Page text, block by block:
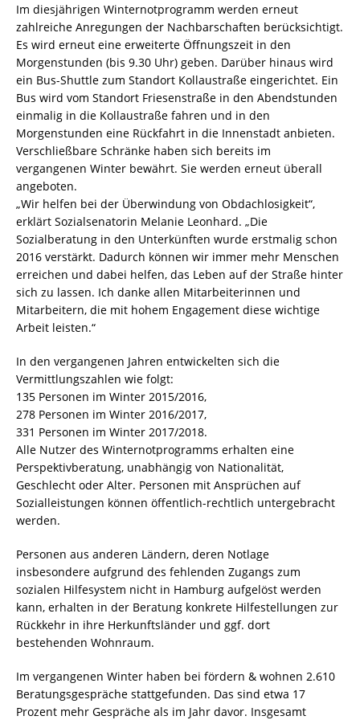
Im diesjährigen Winternotprogramm werden erneut
zahlreiche Anregungen der Nachbarschaften berücksichtigt.
Es wird erneut eine erweiterte Öffnungszeit in den
Morgenstunden (bis 9.30 Uhr) geben. Darüber hinaus wird
ein Bus-Shuttle zum Standort Kollaustraße eingerichtet. Ein
Bus wird vom Standort Friesenstraße in den Abendstunden
einmalig in die Kollaustraße fahren und in den
Morgenstunden eine Rückfahrt in die Innenstadt anbieten.
Verschließbare Schränke haben sich bereits im
vergangenen Winter bewährt. Sie werden erneut überall
angeboten.
„Wir helfen bei der Überwindung von Obdachlosigkeit“,
erklärt Sozialsenatorin Melanie Leonhard. „Die
Sozialberatung in den Unterkünften wurde erstmalig schon
2016 verstärkt. Dadurch können wir immer mehr Menschen
erreichen und dabei helfen, das Leben auf der Straße hinter
sich zu lassen. Ich danke allen Mitarbeiterinnen und
Mitarbeitern, die mit hohem Engagement diese wichtige
Arbeit leisten.“
In den vergangenen Jahren entwickelten sich die
Vermittlungszahlen wie folgt:
135 Personen im Winter 2015/2016,
278 Personen im Winter 2016/2017,
331 Personen im Winter 2017/2018.
Alle Nutzer des Winternotprogramms erhalten eine
Perspektivberatung, unabhängig von Nationalität,
Geschlecht oder Alter. Personen mit Ansprüchen auf
Sozialleistungen können öffentlich-rechtlich untergebracht
werden.
Personen aus anderen Ländern, deren Notlage
insbesondere aufgrund des fehlenden Zugangs zum
sozialen Hilfesystem nicht in Hamburg aufgelöst werden
kann, erhalten in der Beratung konkrete Hilfestellungen zur
Rückkehr in ihre Herkunftsländer und ggf. dort
bestehenden Wohnraum.
Im vergangenen Winter haben bei fördern & wohnen 2.610
Beratungsgespräche stattgefunden. Das sind etwa 17
Prozent mehr Gespräche als im Jahr davor. Insgesamt